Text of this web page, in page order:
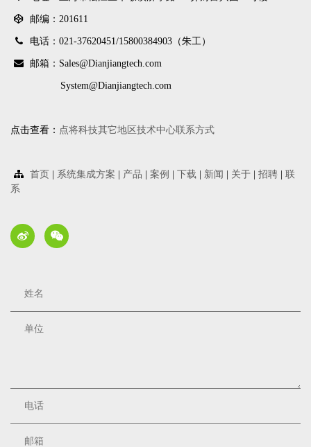
邮编：201611
电话：021-37620451/15800384903（朱工）
邮箱：Sales@Dianjiangtech.com
System@Dianjiangtech.com
点击查看： 点将科技其它地区技术中心联系方式
首页 系统集成方案 产品 案例 下载 新闻 关于 招聘
联
系